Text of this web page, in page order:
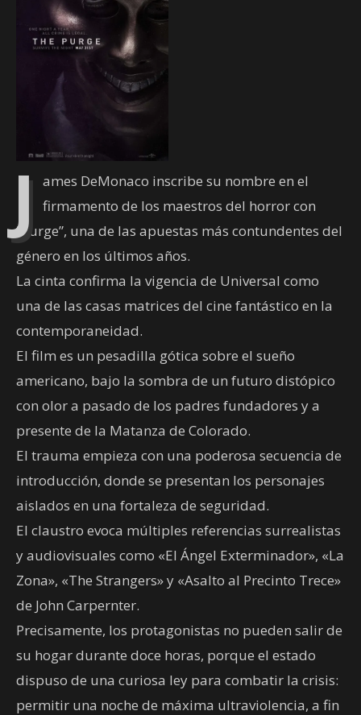
J ames DeMonaco inscribe su nombre en el
firmamento de los maestros del horror con
“Purge”, una de las apuestas más contundentes del
género en los últimos años.
La cinta confirma la vigencia de Universal como
una de las casas matrices del cine fantástico en la
contemporaneidad.
El film es un pesadilla gótica sobre el sueño
americano, bajo la sombra de un futuro distópico
con olor a pasado de los padres fundadores y a
presente de la Matanza de Colorado.
El trauma empieza con una poderosa secuencia de
introducción, donde se presentan los personajes
aislados en una fortaleza de seguridad.
El claustro evoca múltiples referencias surrealistas
y audiovisuales como «El Ángel Exterminador», «La
Zona», «The Strangers» y «Asalto al Precinto Trece»
de John Carpernter.
Precisamente, los protagonistas no pueden salir de
su hogar durante doce horas, porque el estado
dispuso de una curiosa ley para combatir la crisis:
permitir una noche de máxima ultraviolencia, a fin